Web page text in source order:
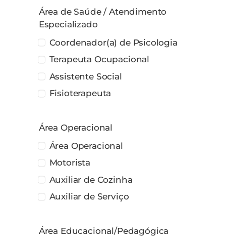
Área de Saúde / Atendimento
Especializado
Coordenador(a) de Psicologia
Terapeuta Ocupacional
Assistente Social
Fisioterapeuta
Área Operacional
Área Operacional
Motorista
Auxiliar de Cozinha
Auxiliar de Serviço
Área Educacional/Pedagógica